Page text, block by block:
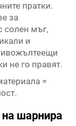
пратки.
за
солен мъг,
и
не го правят.
=
на шарнира